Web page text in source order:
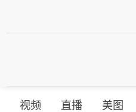
视频 直播 美图